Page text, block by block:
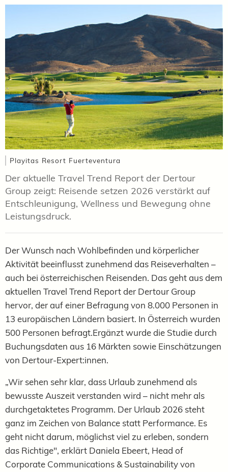
Playitas Resort Fuerteventura
Der aktuelle Travel Trend Report der Dertour
Group zeigt: Reisende setzen 2026 verstärkt auf
Entschleunigung, Wellness und Bewegung ohne
Leistungsdruck.
Der Wunsch nach Wohlbefinden und körperlicher
Aktivität beeinflusst zunehmend das Reiseverhalten –
auch bei österreichischen Reisenden. Das geht aus dem
aktuellen Travel Trend Report der Dertour Group
hervor, der auf einer Befragung von 8.000 Personen in
13 europäischen Ländern basiert. In Österreich wurden
500 Personen befragt.Ergänzt wurde die Studie durch
Buchungsdaten aus 16 Märkten sowie Einschätzungen
von Dertour-Expert:innen.
„Wir sehen sehr klar, dass Urlaub zunehmend als
bewusste Auszeit verstanden wird – nicht mehr als
durchgetaktetes Programm. Der Urlaub 2026 steht
ganz im Zeichen von Balance statt Performance. Es
geht nicht darum, möglichst viel zu erleben, sondern
das Richtige", erklärt Daniela Ebeert, Head of
Corporate Communications & Sustainability von